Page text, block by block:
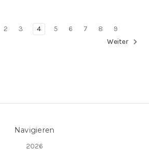
2 3 4 5 6 7 8
9
Weiter
Navigieren
2026